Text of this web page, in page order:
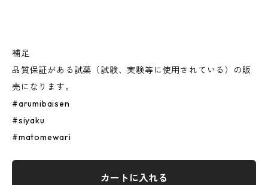
補足
品質保証がある試薬（試験、実験等に使用されている）の販
売になります。
#arumibaisen
#siyaku
#matomewari
カートに入れる